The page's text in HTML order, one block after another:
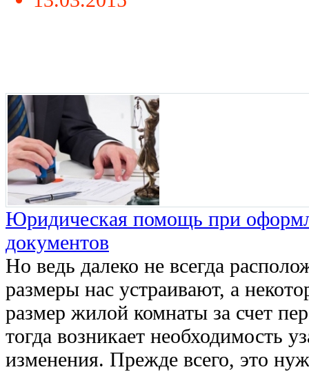
Юридическая помощь при
документов
Но ведь далеко не всегда
размеры нас устраивают, а
размер жилой комнаты за счет
тогда возникает необходимость
изменения. Прежде всего, это